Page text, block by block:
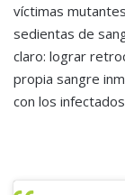
víctimas
sedientas de
claro: lograr
propia sangre
con los